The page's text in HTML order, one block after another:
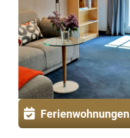
Ferienwohnungen